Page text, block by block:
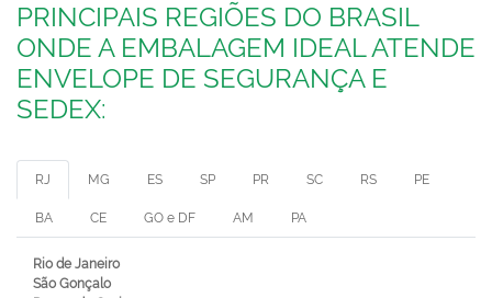
PRINCIPAIS REGIÕES DO BRASIL
ONDE A EMBALAGEM IDEAL ATENDE
ENVELOPE DE SEGURANÇA E
SEDEX:
RJ MG ES SP PR SC RS PE
BA CE GO e DF AM PA
Rio de Janeiro
São Gonçalo